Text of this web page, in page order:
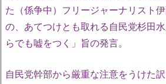
た（係争中）フリージャーナリスト
の、あてつけとも取れる自民党杉田
らでも嘘をつく」旨の発言。
自民党幹部から厳重な注意をうけた